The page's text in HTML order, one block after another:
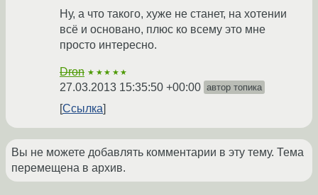
Ну, а что такого, хуже не станет, на хотении
всё и основано, плюс ко всему это мне
просто интересно.
Dron ★★★★★
27.03.2013 15:35:50 +00:00 автор топика
Ссылка
Вы не можете добавлять комментарии в эту тему. Тема
перемещена в архив.